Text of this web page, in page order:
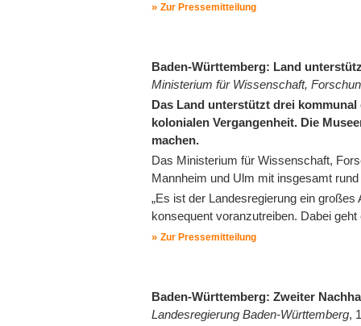
Zur Pressemitteilung
Baden-Württemberg: Land
Ministerium für Wissenschaft,
Das Land unterstützt drei
kolonialen Vergangenheit. Die
machen.
Das Ministerium für Wissenschaft,
Mannheim und Ulm mit insgesamt
„Es ist der Landesregierung ein
konsequent voranzutreiben. Dabei
Zur Pressemitteilung
Baden-Württemberg: Zweiter
Landesregierung Baden-Württemberg,